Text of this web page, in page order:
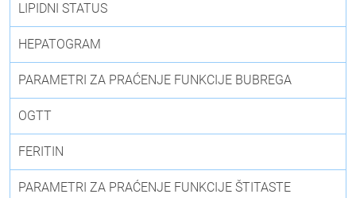
LIPIDNI STATUS
HEPATOGRAM
PARAMETRI ZA PRAĆENJE FUNKCIJE BUBREGA
OGTT
FERITIN
PARAMETRI ZA PRAĆENJE FUNKCIJE ŠTITASTE